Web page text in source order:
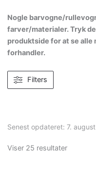
Nogle barvogne/
farver/materialer. Tryk
produktside for at se alle
forhandler.
Filters
Senest opdateret: 7.
Viser 25 resultater